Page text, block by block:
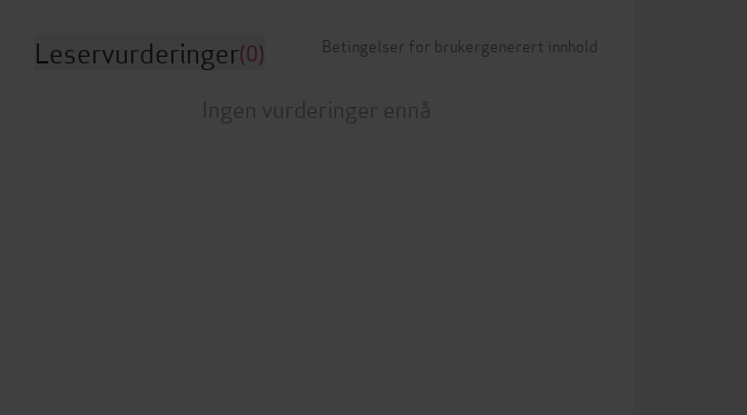
Leservurderinger(0) Betingelser for brukergenerert innhold
Ingen vurderinger ennå